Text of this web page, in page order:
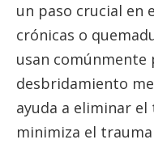
un paso crucial en
crónicas o
usan comúnmente
desbridamiento
ayuda a eliminar
minimiza el